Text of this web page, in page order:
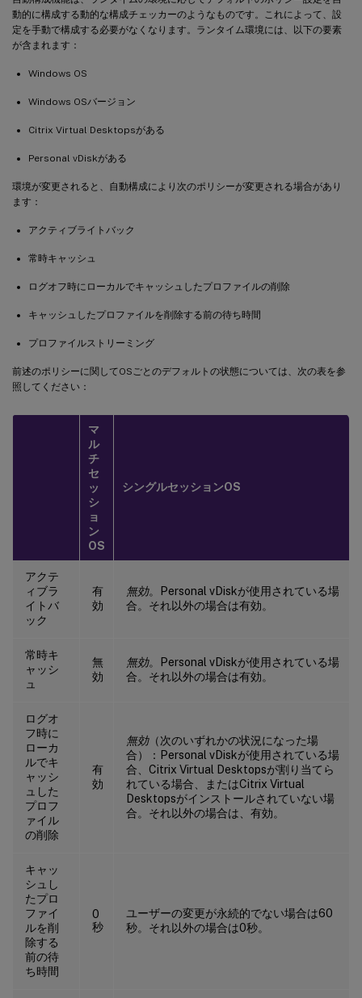
動的に構成する動的な構成チェッカーのようなものです。これによって、設
定を手動で構成する必要がなくなります。ランタイム環境には、以下の要素
が含まれます：
Windows OS
Windows OSバージョン
Citrix Virtual Desktopsがある
Personal vDiskがある
環境が変更されると、自動構成により次のポリシーが変更される場合があり
ます：
アクティブライトバック
常時キャッシュ
ログオフ時にローカルでキャッシュしたプロファイルの削除
キャッシュしたプロファイルを削除する前の待ち時間
プロファイルストリーミング
前述のポリシーに関してOSごとのデフォルトの状態については、次の表を参
照してください：
マ
ル
チ
セ
ッ
シ
ョ
ン
OS
シングルセッションOS
アクテ
ィブラ
イトバ
ック
有
効
無効。Personal vDiskが使用されている場
合。それ以外の場合は有効。
常時キ
ャッシ
ュ
無
効
無効。Personal vDiskが使用されている場
合。それ以外の場合は有効。
ログオ
フ時に
ローカ
ルでキ
ャッシ
ュした
プロフ
ァイル
の削除
有
効
無効（次のいずれかの状況になった場
合）：Personal vDiskが使用されている場
合、Citrix Virtual Desktopsが割り当てら
れている場合、またはCitrix Virtual
Desktopsがインストールされていない場
合。それ以外の場合は、有効。
キャッ
シュし
たプロ
ファイ
ルを削
除する
前の待
ち時間
0
秒
ユーザーの変更が永続的でない場合は60
秒。それ以外の場合は0秒。